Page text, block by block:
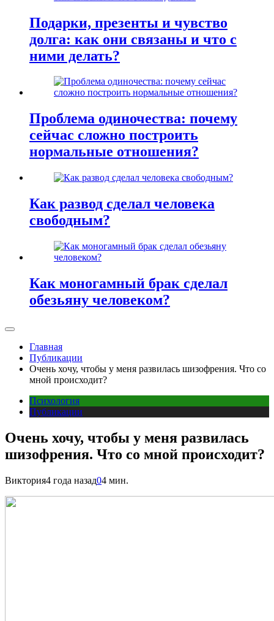
Подарки, презенты и чувство
долга: как они связаны и что с
ними делать?
Проблема одиночества: почему
сейчас сложно построить
нормальные отношения?
Как развод сделал человека
свободным?
Как моногамный брак сделал
обезьяну человеком?
Главная
Публикации
Очень хочу, чтобы у меня развилась шизофрения. Что со
мной происходит?
Психология
Публикации
Очень хочу, чтобы у меня развилась
шизофрения. Что со мной происходит?
Виктория4 года назад04 мин.